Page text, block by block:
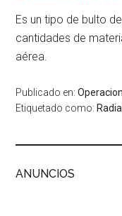
Es un tipo de bulto
cantidades de
aérea.
Publicado en:
Etiquetado como:
ANUNCIOS